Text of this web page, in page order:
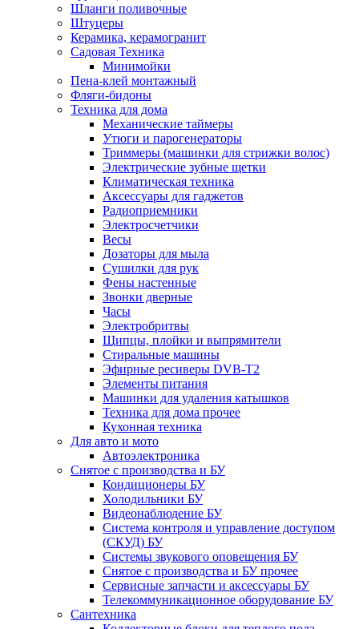
Шланги поливочные
Штуцеры
Керамика, керамогранит
Садовая Техника
Минимойки
Пена-клей монтажный
Фляги-бидоны
Техника для дома
Механические таймеры
Утюги и парогенераторы
Триммеры (машинки для стрижки волос)
Электрические зубные щетки
Климатическая техника
Аксессуары для гаджетов
Радиоприемники
Электросчетчики
Весы
Дозаторы для мыла
Сушилки для рук
Фены настенные
Звонки дверные
Часы
Электробритвы
Щипцы, плойки и выпрямители
Стиральные машины
Эфирные ресиверы DVB-T2
Элементы питания
Машинки для удаления катышков
Техника для дома прочее
Кухонная техника
Для авто и мото
Автоэлектроника
Снятое с производства и БУ
Кондиционеры БУ
Холодильники БУ
Видеонаблюдение БУ
Система контроля и управление доступом
(СКУД) БУ
Системы звукового оповещения БУ
Снятое с производства и БУ прочее
Сервисные запчасти и аксессуары БУ
Телекоммуникационное оборудование БУ
Сантехника